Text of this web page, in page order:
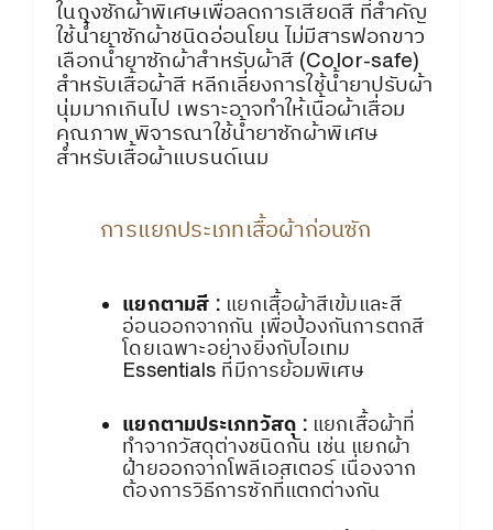
ในถุงซักผ้าพิเศษเพื่อลดการเสียดสี ที่สำคัญ
ใช้น้ำยาซักผ้าชนิดอ่อนโยน ไม่มีสารฟอกขาว
เลือกน้ำยาซักผ้าสำหรับผ้าสี (Color-safe)
สำหรับเสื้อผ้าสี หลีกเลี่ยงการใช้น้ำยาปรับผ้า
นุ่มมากเกินไป เพราะอาจทำให้เนื้อผ้าเสื่อม
คุณภาพ พิจารณาใช้น้ำยาซักผ้าพิเศษ
สำหรับเสื้อผ้าแบรนด์เนม
การแยกประเภทเสื้อผ้าก่อนซัก
แยกตามสี : แยกเสื้อผ้าสีเข้มและสี
อ่อนออกจากกัน เพื่อป้องกันการตกสี
โดยเฉพาะอย่างยิ่งกับไอเทม
Essentials ที่มีการย้อมพิเศษ
แยกตามประเภทวัสดุ : แยกเสื้อผ้าที่
ทำจากวัสดุต่างชนิดกัน เช่น แยกผ้า
ฝ้ายออกจากโพลีเอสเตอร์ เนื่องจาก
ต้องการวิธีการซักที่แตกต่างกัน